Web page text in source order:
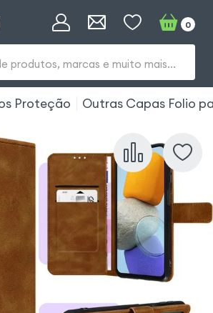
produtos, marcas e muito mais...
0
Proteção Outras Capas Folio